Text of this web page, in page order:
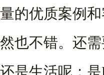
量的优质案例
然也不错。还
还是生活呢；